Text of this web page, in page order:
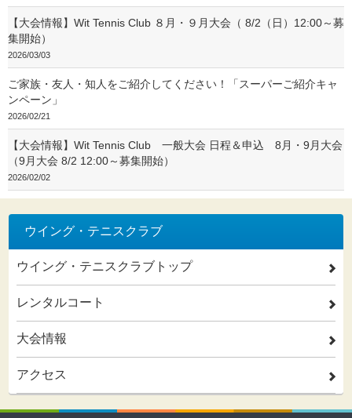
【大会情報】Wit Tennis Club ８月・９月大会（ 8/2（日）12:00～募
集開始）
2026/03/03
ご家族・友人・知人をご紹介してください！「スーパーご紹介キャ
ンペーン」
2026/02/21
【大会情報】Wit Tennis Club 一般大会 日程＆申込 8月・9月大会
（9月大会 8/2 12:00～募集開始）
2026/02/02
ウイング・テニスクラブ
ウイング・テニスクラブトップ 2
レンタルコート 2
大会情報 2
アクセス 2